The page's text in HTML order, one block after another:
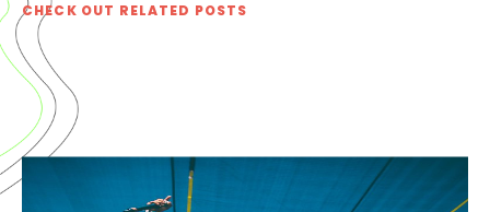
CHECK OUT RELATED POSTS